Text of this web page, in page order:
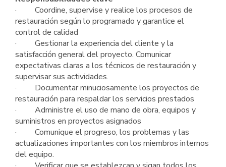
· Coordine, supervise y realice los procesos de
restauración según lo programado y garantice el
control de calidad
· Gestionar la experiencia del cliente y la
satisfacción general del proyecto. Comunicar
expectativas claras a los técnicos de restauración y
supervisar sus actividades.
· Documentar minuciosamente los proyectos de
restauración para respaldar los servicios prestados
· Administre el uso de mano de obra, equipos y
suministros en proyectos asignados
· Comunique el progreso, los problemas y las
actualizaciones importantes con los miembros internos
del equipo.